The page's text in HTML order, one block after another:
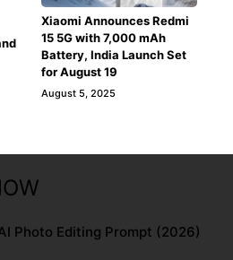
Xiaomi Announces Redmi
15 5G with 7,000 mAh
Battery, India Launch Set
for August 19
August 5, 2025
Photo Editing Prompt (2026)